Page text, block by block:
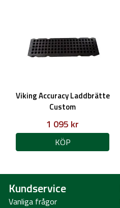
Viking Accuracy Laddbrätte
Custom
1 095 kr
KÖP
Kundservice
Vanliga frågor